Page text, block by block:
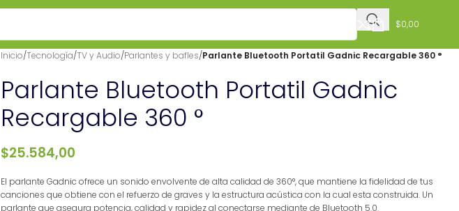
$0,00
Inicio/Tecnología/TV y Audio/Parlantes y bafles/Parlante Bluetooth Portatil Gadnic Recargable 360 °
Parlante Bluetooth Portatil Gadnic
Recargable 360 °
$25.584,00
El parlante Gadnic ofrece un sonido envolvente de alta calidad de 360°, que mantiene la fidelidad de tus
canciones que obtiene con el refuerzo de graves y la estructura acústica con la cual esta construida. Un
parlante que asegura potencia, calidad y rapidez al conectarse mediante de Bluetooth 5.0.